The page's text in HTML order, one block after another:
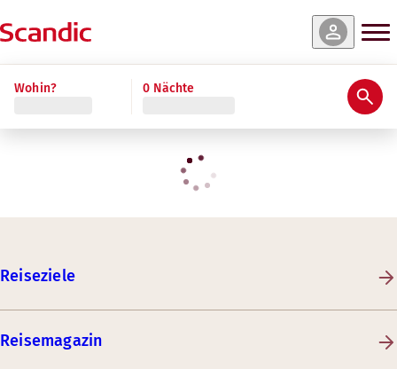
Wohin? 0 Nächte
Reiseziele
Reisemagazin